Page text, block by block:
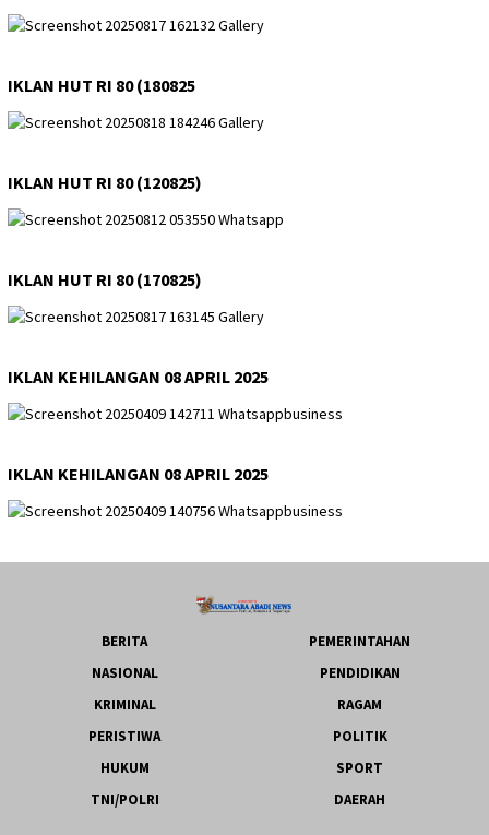
IKLAN HUT RI 80 (180825
IKLAN HUT RI 80 (120825)
IKLAN HUT RI 80 (170825)
IKLAN KEHILANGAN 08 APRIL 2025
IKLAN KEHILANGAN 08 APRIL 2025
BERITA
PEMERINTAHAN
NASIONAL
PENDIDIKAN
KRIMINAL
RAGAM
PERISTIWA
POLITIK
HUKUM
SPORT
TNI/POLRI
DAERAH